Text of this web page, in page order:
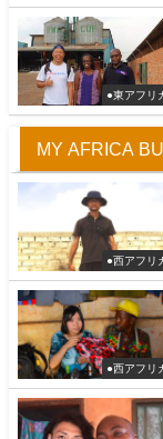
●東アフリ
MY AFRICA
●西アフリ
●西アフリ